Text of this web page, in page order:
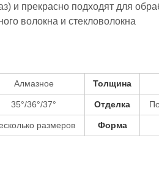
и прекрасно подходят для
волокна и стекловолокна
Алмазное Толщина
35°/36°/37° Отделка
размеров Форма